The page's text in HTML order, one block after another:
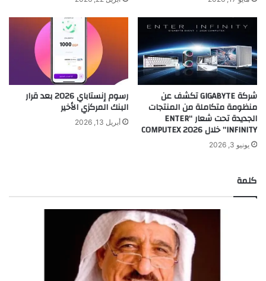
شركة GIGABYTE تكشف عن
منظومة متكاملة من المنتجات
الجديدة تحت شعار “ENTER
INFINITY” خلال COMPUTEX 2026
يونيو 3, 2026
رسوم إنستاباي 2026 بعد قرار
البنك المركزي الأخير
أبريل 13, 2026
كلمة